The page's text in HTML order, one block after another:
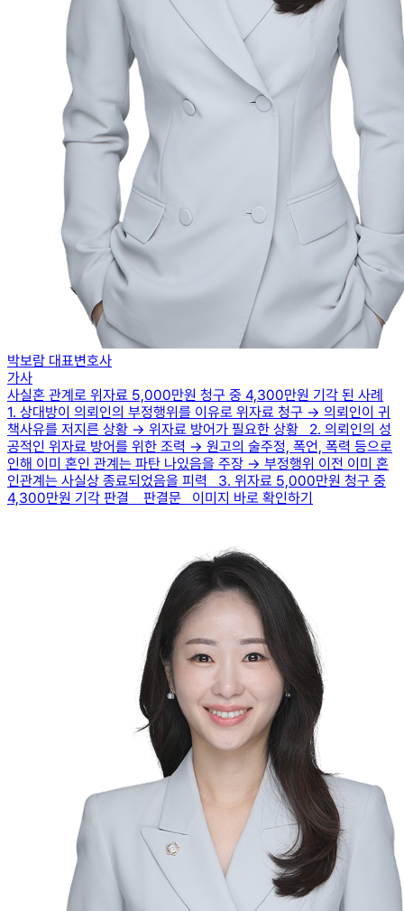
박보람 대표변호사
가사
사실혼 관계로 위자료 5,000만원 청구 중 4,300만원 기각 된 사례
1. 상대방이 의뢰인의 부정행위를 이유로 위자료 청구 → 의뢰인이 귀
책사유를 저지른 상황 → 위자료 방어가 필요한 상황 2. 의뢰인의 성
공적인 위자료 방어를 위한 조력 → 원고의 술주정, 폭언, 폭력 등으로
인해 이미 혼인 관계는 파탄 나있음을 주장 → 부정행위 이전 이미 혼
인관계는 사실상 종료되었음을 피력 3. 위자료 5,000만원 청구 중
4,300만원 기각 판결 판결문 이미지 바로 확인하기